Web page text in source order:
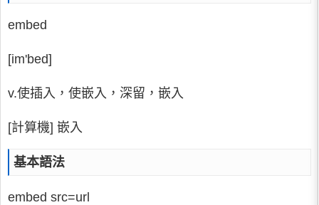
embed
[im'bed]
v.使插入，使嵌入，深留，嵌入
[計算機] 嵌入
基本語法
embed src=url